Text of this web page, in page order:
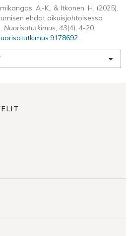
A.-K., & Itkonen, H. (2025).
ehdot aikuisjohtoisessa
Nuorisotutkimus, 43(4), 4-20.